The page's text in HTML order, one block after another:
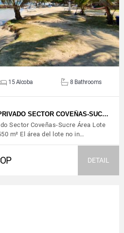
15 Alcoba 8 Bathrooms
SECTOR COVEÑAS-SUC…
Sector Coveñas-Sucre Área Lote
m² El área del lote no in…
DETAIL